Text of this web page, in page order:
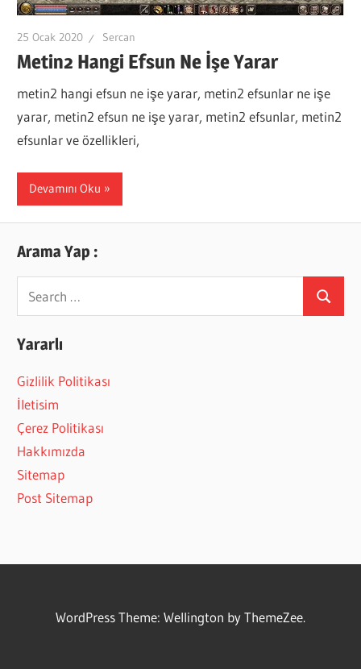
25 Ocak 2020 Sercan
Metin2 Hangi Efsun Ne İşe Yarar
metin2 hangi efsun ne işe yarar, metin2 efsunlar ne işe
yarar, metin2 efsun ne işe yarar, metin2 efsunlar, metin2
efsunlar ve özellikleri,
Devamını Oku
Arama Yap :
Search
for:
Search
Yararlı
Gizlilik Politikası
İletisim
Çerez Politikası
Hakkımızda
Sitemap
Post Sitemap
WordPress Theme: Wellington by ThemeZee.